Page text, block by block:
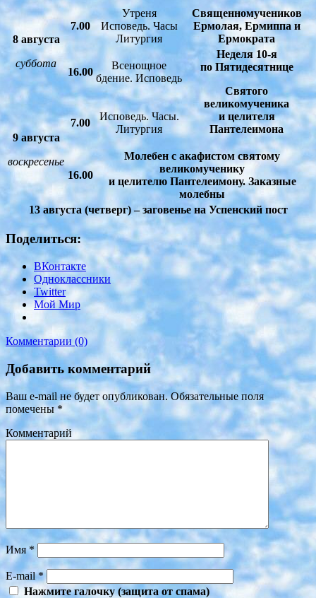
8 августа
суббота
7.00
Утреня
Исповедь. Часы
Литургия
Священномучеников
Ермолая, Ермиппа и
Ермократа
16.00
Всенощное
бдение. Исповедь
Неделя 10-я
по Пятидесятнице
Святого
великомученика
и целителя
Пантелеимона
9 августа
воскресенье
7.00
Исповедь. Часы.
Литургия
16.00
Молебен с акафистом святому
великомученику
и целителю Пантелеимону. Заказные
молебны
13 августа (четверг) – заговенье на Успенский пост
Поделиться:
ВКонтакте
Одноклассники
Twitter
Мой Мир
Комментарии (0)
Добавить комментарий
Ваш e-mail не будет опубликован.Обязательные поля
помечены*
Комментарий
Имя*
E-mail*
Нажмите галочку (защита от спама)